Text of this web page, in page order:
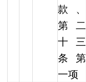
款、
第二
十三
条第
一项